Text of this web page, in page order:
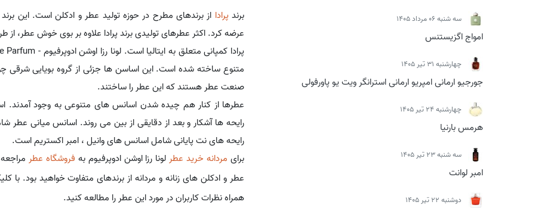
سه شنبه 06 مرداد 1405
امواج اگزیستنس
چهارشنبه 31 تیر 1405
جورجیو ارمانی امپریو ارمانی استرانگر ویت یو پاورفولی
چهارشنبه 24 تیر 1405
هرمس بارنیا
سه شنبه 23 تیر 1405
امبر لوانت
دوشنبه 22 تیر 1405
برندپرادا از برندهای مطرح در حوزه تولید عطر و ادکلن است. این برند
عرضه کرد. اکثر عطرهای تولیدی برند پرادا علاوه بر بوی خوش عطر، از
متنوع ساخته شده است. این اساسن ها جزئی از گروه بویایی
صنعت عطر هستند که این عطر را ساختند.
عطرها از کنار هم چیده شدن اسانس های متنوعی به وجود
رایحه ها آشکار و بعد از دقایقی از بین می روند. اسانس میانی
رایحه های نت پایانی شامل اسانس های وانیل ، امبر اکستریم است.
برای مردانه خرید عطر لونا رزا اوشن ادوپرفیوم به فروشگاه عطر
عطر و ادکلن های زنانه و مردانه از برندهای متفاوت خواهید بود. با
همراه نظرات کاربران در مورد این عطر را مطالعه کنید.